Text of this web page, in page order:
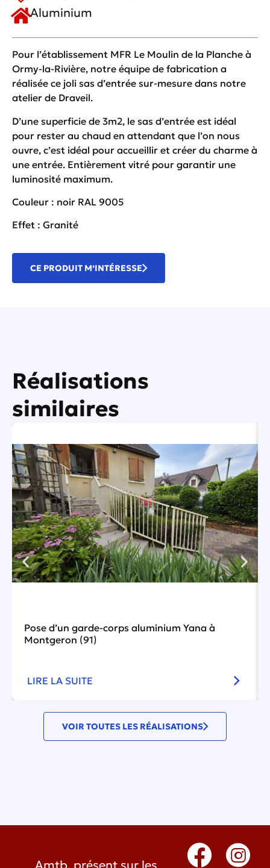
Aluminium
Pour l’établissement MFR Le Moulin de la Planche à
Ormy-la-Rivière, notre équipe de fabrication a
réalisée ce joli sas d’entrée sur-mesure dans notre
atelier de Draveil.
D’une superficie de 3m2, le sas d’entrée est idéal
pour rester au chaud en attendant que l’on nous
ouvre, c’est idéal pour accueillir et créer du charme à
une entrée. Entièrement vitré pour garantir une
luminosité maximum.
Couleur : noir RAL 9005
Effet : Granité
CE PRODUIT M’INTÉRESSE
Réalisations
similaires
Pose d’un garde-corps aluminium Yana à
Montgeron (91)
LIRE LA SUITE
VOIR TOUTES LES RÉALISATIONS